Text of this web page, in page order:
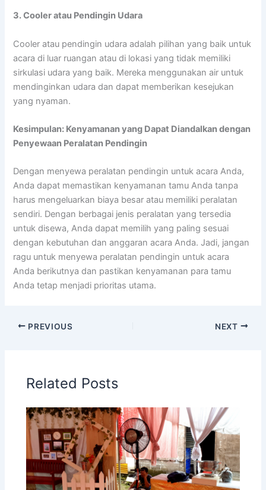
3. Cooler atau Pendingin Udara
Cooler atau pendingin udara adalah pilihan yang baik untuk
acara di luar ruangan atau di lokasi yang tidak memiliki
sirkulasi udara yang baik. Mereka menggunakan air untuk
mendinginkan udara dan dapat memberikan kesejukan
yang nyaman.
Kesimpulan: Kenyamanan yang Dapat Diandalkan dengan
Penyewaan Peralatan Pendingin
Dengan menyewa peralatan pendingin untuk acara Anda,
Anda dapat memastikan kenyamanan tamu Anda tanpa
harus mengeluarkan biaya besar atau memiliki peralatan
sendiri. Dengan berbagai jenis peralatan yang tersedia
untuk disewa, Anda dapat memilih yang paling sesuai
dengan kebutuhan dan anggaran acara Anda. Jadi, jangan
ragu untuk menyewa peralatan pendingin untuk acara
Anda berikutnya dan pastikan kenyamanan para tamu
Anda tetap menjadi prioritas utama.
PREVIOUS NEXT
Related Posts